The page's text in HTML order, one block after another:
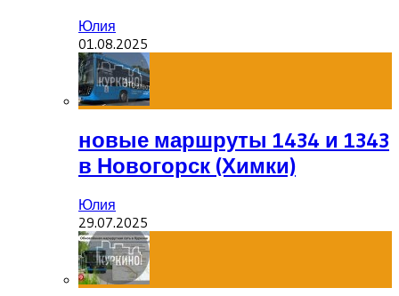
Юлия
01.08.2025
новые маршруты 1434 и 1343
в Новогорск (Химки)
Юлия
29.07.2025